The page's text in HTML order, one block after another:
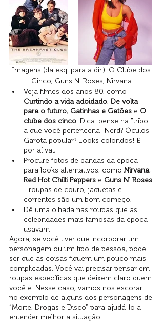
Imagens (da esq. para a dir.): O Clube dos
Cinco; Guns N' Roses; Nirvana.
Veja filmes dos anos 80, como
Curtindo a vida adoidado, De volta
para o futuro, Gatinhas e Gatões e O
clube dos cinco. Dica: pense na "tribo"
a que você pertenceria! Nerd? Óculos.
Garota popular? Looks coloridos! E
por aí vai;
Procure fotos de bandas da época
para looks alternativos, como Nirvana,
Red Hot Chilli Peppers e Guns N’ Roses
- roupas de couro, jaquetas e
correntes são um bom começo;
Dê uma olhada nas roupas que as
celebridades mais famosas da época
usavam!
Agora, se você tiver que incorporar um
personagem ou um tipo de pessoa, pode
ser que as coisas fiquem um pouco mais
complicadas. Você vai precisar pensar em
roupas específicas que deixem claro quem
você é. Nesse caso, vamos nos escorar
no exemplo de alguns dos personagens de
“Morte, Drogas e Disco” para ajudá-lo a
entender melhor a situação.